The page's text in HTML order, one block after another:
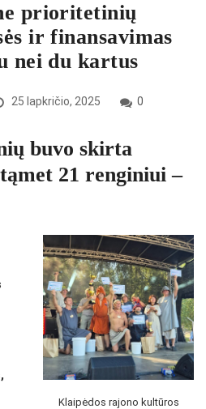
prioritetinių
ir finansavimas
nei du kartus
25 lapkričio, 2025 0
buvo skirta
21 renginiui –
Klaipėdos rajono kultūros